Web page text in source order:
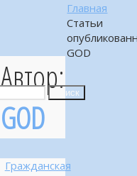
Поиск
Главная
Статьи
GOD
Автор:
GOD
Гражданская